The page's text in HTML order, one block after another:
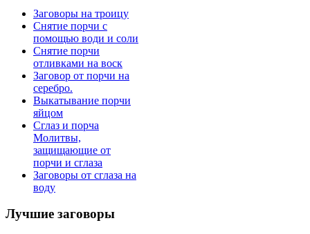
Заговоры на троицу
Снятие порчи с
помощью води и соли
Снятие порчи
отливками на воск
Заговор от порчи на
серебро.
Выкатывание порчи
яйцом
Сглаз и порча
Молитвы,
защищающие от
порчи и сглаза
Заговоры от сглаза на
воду
Лучшие заговоры